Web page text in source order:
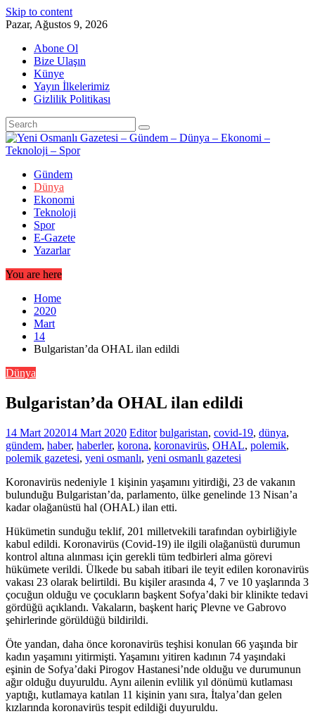
Skip to content
Pazar, Ağustos 9, 2026
Abone Ol
Bize Ulaşın
Künye
Yayın İlkelerimiz
Gizlilik Politikası
Gündem
Dünya
Ekonomi
Teknoloji
Spor
E-Gazete
Yazarlar
You are here
Home
2020
Mart
14
Bulgaristan’da OHAL ilan edildi
Dünya
Bulgaristan’da OHAL ilan edildi
14 Mart 202014 Mart 2020 Editor bulgaristan, covid-19, dünya,
gündem, haber, haberler, korona, koronavirüs, OHAL, polemik,
polemik gazetesi, yeni osmanlı, yeni osmanlı gazetesi
Koronavirüs nedeniyle 1 kişinin yaşamını yitirdiği, 23 de vakanın
bulunduğu Bulgaristan’da, parlamento, ülke genelinde 13 Nisan’a
kadar olağanüstü hal (OHAL) ilan etti.
Hükümetin sunduğu teklif, 201 milletvekili tarafından oybirliğiyle
kabul edildi. Koronavirüs (Covid-19) ile ilgili olağanüstü durumun
kontrol altına alınması için gerekli tüm tedbirleri alma görevi
hükümete verildi. Ülkede bu sabah itibari ile teyit edilen koronavirüs
vakası 23 olarak belirtildi. Bu kişiler arasında 4, 7 ve 10 yaşlarında 3
çocuğun olduğu ve çocukların başkent Sofya’daki bir klinikte tedavi
gördüğü açıklandı. Vakaların, başkent hariç Plevne ve Gabrovo
şehirlerinde görüldüğü bildirildi.
Öte yandan, daha önce koronavirüs teşhisi konulan 66 yaşında bir
kadın yaşamını yitirmişti. Yaşamını yitiren kadının 74 yaşındaki
eşinin de Sofya’daki Pirogov Hastanesi’nde olduğu ve durumunun
ağır olduğu duyuruldu. Aynı ailenin evlilik yıl dönümü kutlaması
yaptığı, kutlamaya katılan 11 kişinin yanı sıra, İtalya’dan gelen
kızlarında koronavirüs tespit edildiği duyuruldu.